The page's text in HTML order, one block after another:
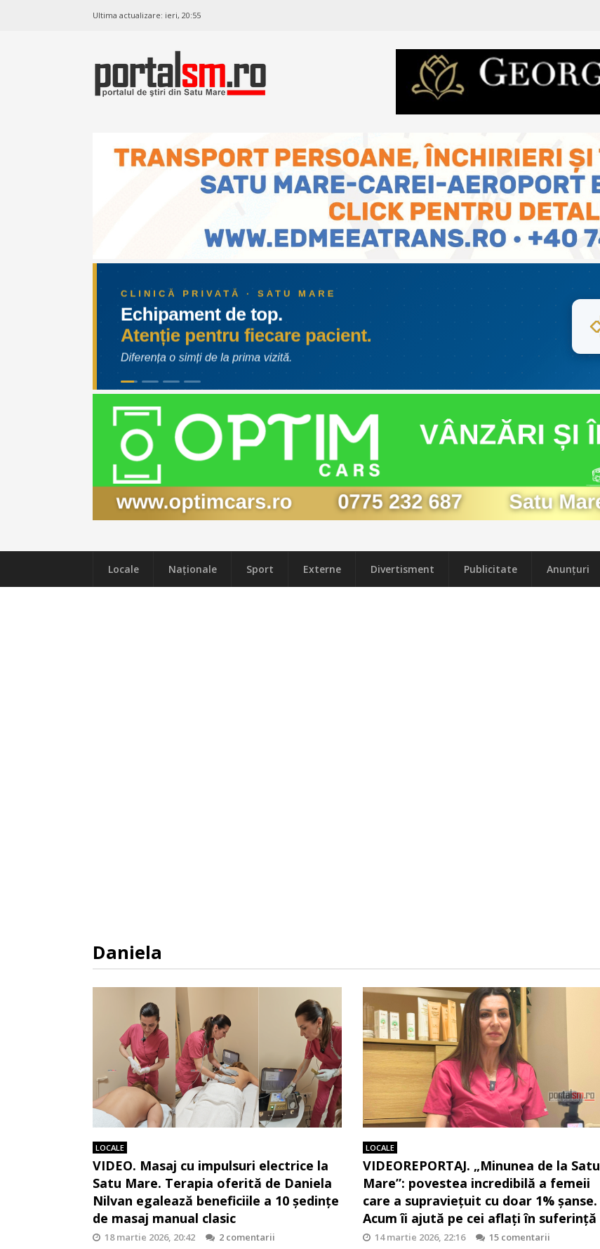
Ultima actualizare: ieri, 20:55
Locale Naţionale Sport Externe Divertisment Publicitate Anunțuri
Daniela
LOCALE
VIDEO. Masaj cu impulsuri electrice la
Satu Mare. Terapia oferită de Daniela
Nilvan egalează beneficiile a 10 ședințe
de masaj manual clasic
18 martie 2026, 20:42
2 comentarii
LOCALE
VIDEOREPORTAJ. „Minunea de la Satu
Mare”: povestea incredibilă a femeii
care a supraviețuit cu doar 1% șanse.
Acum îi ajută pe cei aflați în suferință
14 martie 2026, 22:16
15 comentarii